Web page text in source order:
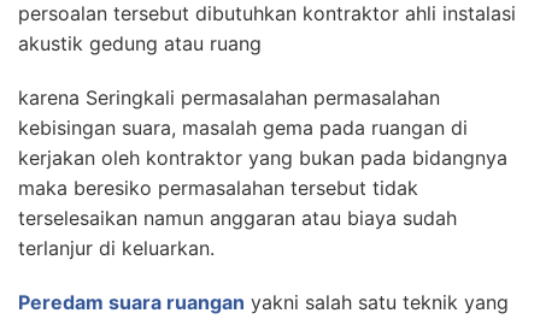
persoalan tersebut dibutuhkan kontraktor ahli instalasi
akustik gedung atau ruang
karena Seringkali permasalahan permasalahan
kebisingan suara, masalah gema pada ruangan di
kerjakan oleh kontraktor yang bukan pada bidangnya
maka beresiko permasalahan tersebut tidak
terselesaikan namun anggaran atau biaya sudah
terlanjur di keluarkan.
Peredam suara ruangan yakni salah satu teknik yang